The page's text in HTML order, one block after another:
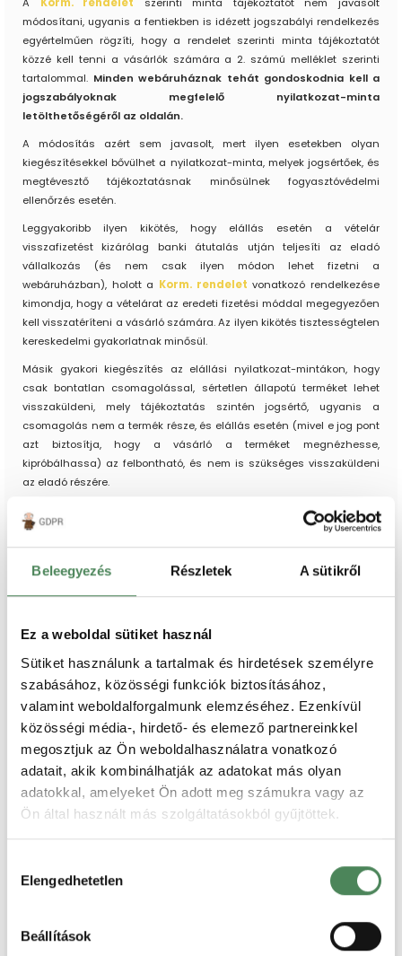
Beleegyezés Részletek A sütikről
Ez a weboldal sütiket használ
Sütiket használunk a tartalmak és hirdetések személyre
szabásához, közösségi funkciók biztosításához,
valamint weboldalforgalmunk elemzéséhez. Ezenkívül
közösségi média-, hirdető- és elemező partnereinkkel
megosztjuk az Ön weboldalhasználatra vonatkozó
adatait, akik kombinálhatják az adatokat más olyan
adatokkal, amelyeket Ön adott meg számukra vagy az
Ön által használt más szolgáltatásokból gyűjtöttek.
kiválasztása
Elengedhetetlen
Beállítások
módosítani, ugyanis a fentiekben is idézett jogszabályi rendelkezés
egyértelműen rögzíti, hogy a rendelet szerinti minta tájékoztatót
közzé kell tenni a vásárlók számára a 2. számú melléklet szerinti
tartalommal. Minden webáruháznak tehát gondoskodnia kell a
jogszabályoknak megfelelő nyilatkozat-minta
letölthetőségéről az oldalán.
A módosítás azért sem javasolt, mert ilyen esetekben olyan
kiegészítésekkel bővülhet a nyilatkozat-minta, melyek jogsértőek, és
megtévesztő tájékoztatásnak minősülnek fogyasztóvédelmi
ellenőrzés esetén.
Leggyakoribb ilyen kikötés, hogy elállás esetén a vételár
visszafizetést kizárólag banki átutalás utján teljesíti az eladó
vállalkozás (és nem csak ilyen módon lehet fizetni a
webáruházban), holott a Korm. rendelet vonatkozó rendelkezése
kimondja, hogy a vételárat az eredeti fizetési móddal megegyezően
kell visszatéríteni a vásárló számára. Az ilyen kikötés tisztességtelen
kereskedelmi gyakorlatnak minősül.
Másik gyakori kiegészítés az elállási nyilatkozat-mintákon, hogy
csak bontatlan csomagolással, sértetlen állapotú terméket lehet
visszaküldeni, mely tájékoztatás szintén jogsértő, ugyanis a
csomagolás nem a termék része, és elállás esetén (mivel e jog pont
azt biztosítja, hogy a vásárló a terméket megnézhesse,
kipróbálhassa) az felbontható, és nem is szükséges visszaküldeni
az eladó részére.
Nem köthető ki az sem a nyilatkozat-mintában, hogy több termék
megrendelése esetén csak az összes termék visszaküldésével élhet
az elállási jogával, ugyanis lehetősége van a vásárlónak
részlegesen elállni, azaz csak a rendelésének egy részét
Ne felejtsük el csatolni az elállási
nyilatkozat-mintát a megrendelést
visszaigazoló emailhez
megrendelést visszaigazoló emailhez szükséges csatolni pdf
formátumban az ÁSZF mellett az elállási nyilatkozat-mintát is.
2. melléklet a 45/2014. (II. 26.) Korm. rendelethez
Elállási-/Felmondásinyilatkozat-minta (csak a szerződéstől való
levelezési címét kell beillesztenie]:
elállási/felmondási jogomat/jogunkat az alábbi áru(k) adásvételére
vagy az alábbi szolgáltatás nyújtására irányuló szerződés